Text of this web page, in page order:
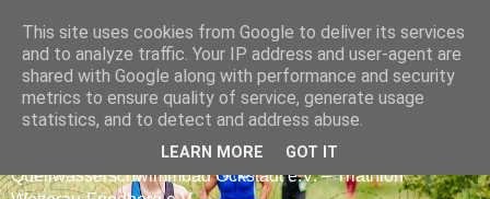
CROSS-TRIATHLON
FRIEDBERG-OCKSTADT
ASC Marathon Friedberg e.V. – Förderverein
Quellwasserschwimmbad Ockstadt e.V. – Triathlon
This site uses cookies from Google to deliver its services
and to analyze traffic. Your IP address and user-agent are
shared with Google along with performance and security
metrics to ensure quality of service, generate usage
statistics, and to detect and address abuse.
LEARN MORE GOT IT